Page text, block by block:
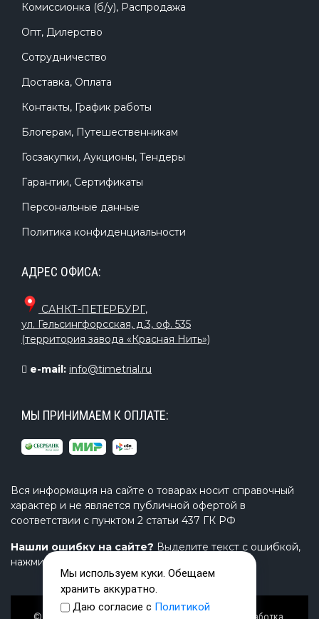
Комиссионка (б/у), Распродажа
Опт, Дилерство
Сотрудничество
Доставка, Оплата
Контакты, График работы
Блогерам, Путешественникам
Госзакупки, Аукционы, Тендеры
Гарантии, Сертификаты
Персональные данные
Политика конфиденциальности
АДРЕС ОФИСА:
САНКТ-ПЕТЕРБУРГ,
ул. Гельсингфорсская, д.3, оф. 535
(территория завода «Красная Нить»)
e-mail: info@timetrial.ru
МЫ ПРИНИМАЕМ К ОПЛАТЕ:
Вся информация на сайте о товарах носит справочный
характер и не является публичной офертой в
соответствии с пунктом 2 статьи 437 ГК РФ
Нашли ошибку на сайте? Выделите текст с ошибкой,
нажмите Ctrl+Enter и напишите нам.
Мы используем куки. Обещаем
хранить аккуратно.
Даю согласие с Политикой